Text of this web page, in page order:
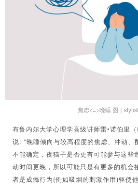
焦虑<=>晚睡 图｜stylist
布鲁内尔大学心理学高级讲师雷•诺伯里
说: “晚睡倾向与较高程度的焦虑、冲动、
不能确定，夜猫子是否更有可能参与这些
动时间更晚，所以可能只是有更多的机会
者是成瘾行为(例如吸烟的刺激作用)驱使